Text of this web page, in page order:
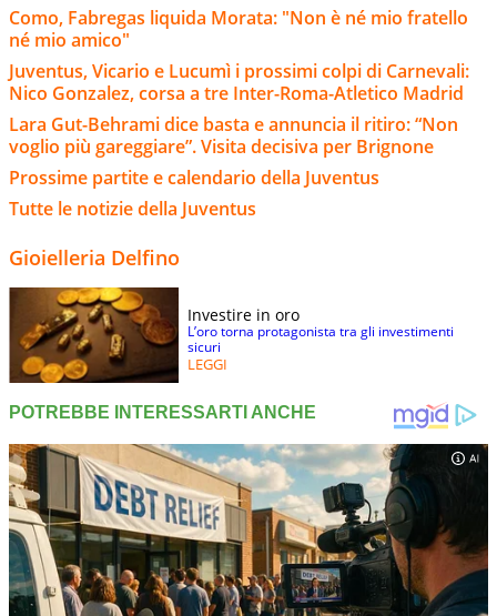
Como, Fabregas liquida Morata: "Non è né mio fratello
né mio amico"
Juventus, Vicario e Lucumì i prossimi colpi di Carnevali:
Nico Gonzalez, corsa a tre Inter-Roma-Atletico Madrid
Lara Gut-Behrami dice basta e annuncia il ritiro: “Non
voglio più gareggiare”. Visita decisiva per Brignone
Prossime partite e calendario della Juventus
Tutte le notizie della Juventus
Gioielleria Delfino
Investire in oro
L’oro torna protagonista tra gli investimenti
sicuri
LEGGI